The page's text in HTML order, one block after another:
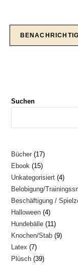
Suchen
Bücher 1717
Produkte
Ebook 1515
Produkte
Unkategorisiert 44
Belobigung/
Beschäftigung /
Halloween 44
Produkte
Hundebälle 1111
Produkte
Knochen/Stab 99
Latex 77
Produkte
Plüsch 3939